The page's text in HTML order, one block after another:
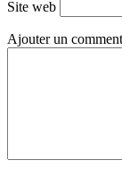
Site web
Ajouter un